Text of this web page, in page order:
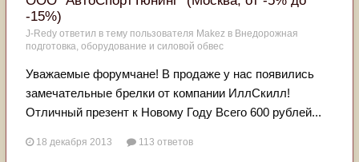
-15%)
J-Redy ответил в тему пользователя Makez в Внедорожная
подготовка, оборудование и силовой обвес
Уважаемые форумчане! В продаже у нас появились
замечательные брелки от компании ИллСкилл!
Отличный презент к Новому Году Всего 600 рублей...
18 декабря 2013 113 ответов